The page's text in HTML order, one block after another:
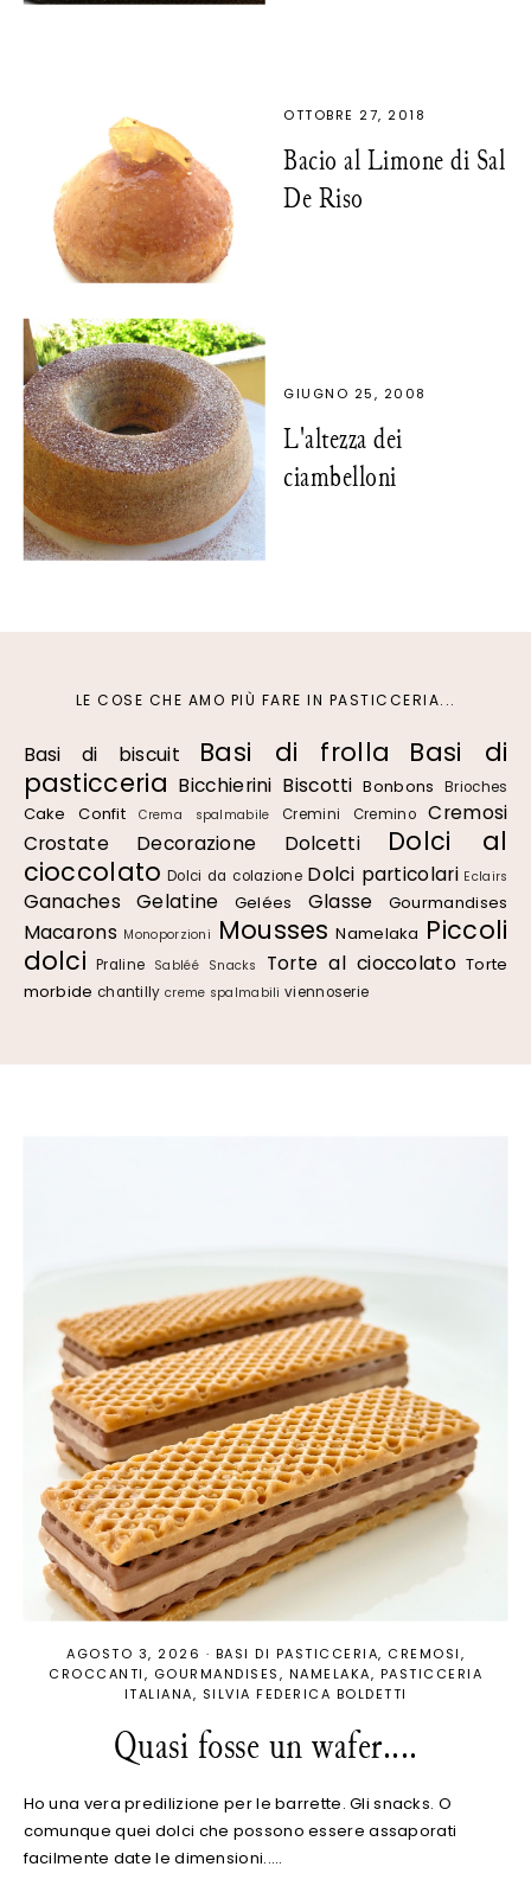
OTTOBRE 27, 2018
Bacio al Limone di Sal
De Riso
GIUGNO 25, 2008
L'altezza dei
ciambelloni
LE COSE CHE AMO PIÙ FARE IN PASTICCERIA...
Basi di biscuit Basi di frolla
Basi di
pasticceria Bicchierini Biscotti Bonbons Brioches
Cake Confit Crema spalmabile Cremini Cremino
Cremosi
Crostate
Decorazione Dolcetti
Dolci al
cioccolato Dolci da colazione Dolci particolari Eclairs
Ganaches Gelatine Gelées Glasse Gourmandises
Macarons Monoporzioni Mousses Namelaka Piccoli
dolci Praline Sabléé Snacks Torte al cioccolato Torte
morbide chantilly creme spalmabili viennoserie
AGOSTO 3, 2026 · BASI DI PASTICCERIA
CREMOSI
CROCCANTI
GOURMANDISES NAMELAKA
PASTICCERIA
ITALIANA
SILVIA FEDERICA BOLDETTI
Quasi fosse un wafer....
Ho una vera predilizione per le barrette. Gli snacks. O
comunque quei dolci che possono essere assaporati
facilmente date le dimensioni..…